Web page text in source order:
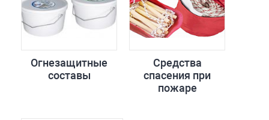
Огнезащитные
составы
Средства
спасения при
пожаре